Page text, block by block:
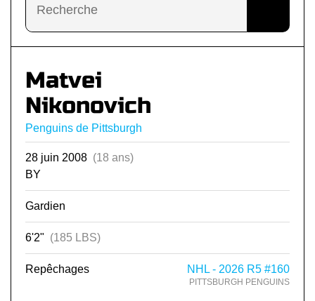
Matvei
Nikonovich
Penguins de Pittsburgh
28 juin 2008 (18 ans)
BY
Gardien
6'2" (185 LBS)
Repêchages NHL - 2026 R5 #160
PITTSBURGH PENGUINS